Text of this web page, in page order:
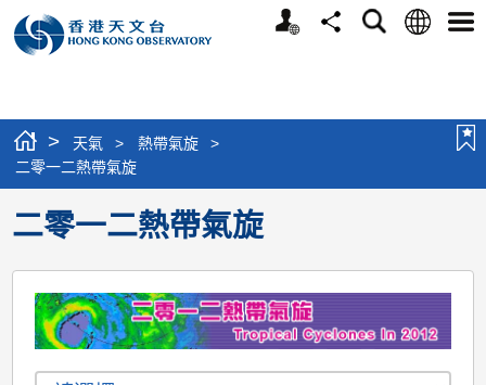
個
分
搜
語
選
> 天氣 > 熱帶氣旋
>
二零一二熱帶氣旋
二零一二熱帶氣旋